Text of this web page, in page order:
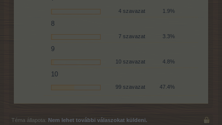
4 szavazat 1.9%
8
7 szavazat 3.3%
9
10 szavazat 4.8%
10
99 szavazat 47.4%
Téma állapota: Nem lehet további válaszokat küldeni.